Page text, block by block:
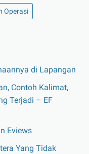
Operasi
di Lapangan
Contoh Kalimat,
Terjadi – EF
Eviews
Yang Tidak